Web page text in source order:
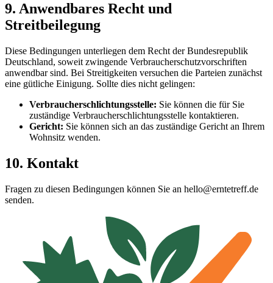
9. Anwendbares Recht und
Streitbeilegung
Diese Bedingungen unterliegen dem Recht der Bundesrepublik
Deutschland, soweit zwingende Verbraucherschutzvorschriften
anwendbar sind. Bei Streitigkeiten versuchen die Parteien zunächst
eine gütliche Einigung. Sollte dies nicht gelingen:
Verbraucherschlichtungsstelle: Sie können die für Sie
zuständige Verbraucherschlichtungsstelle kontaktieren.
Gericht: Sie können sich an das zuständige Gericht an Ihrem
Wohnsitz wenden.
10. Kontakt
Fragen zu diesen Bedingungen können Sie an hello@erntetreff.de
senden.